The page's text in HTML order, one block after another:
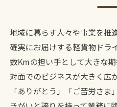
地域に暮らす人々や事業を推
確実にお届けする軽貨物ドラ
数Kmの担い手として大きな
対面でのビジネスが大きく広
「ありがとう」「ご苦労さ